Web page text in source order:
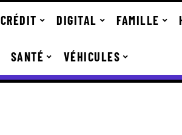
CRÉDIT DIGITAL FAMILLE
SANTÉ VÉHICULES